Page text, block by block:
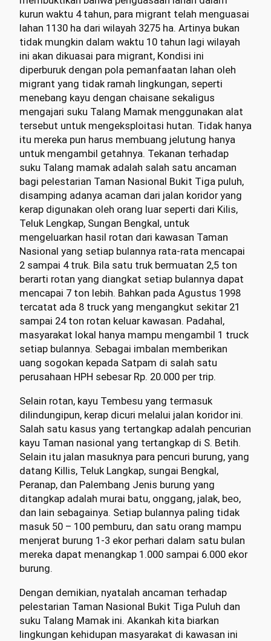
kurun waktu 4 tahun, para migrant telah menguasai
lahan 1130 ha dari wilayah 3275 ha. Artinya bukan
tidak mungkin dalam waktu 10 tahun lagi wilayah
ini akan dikuasai para migrant, Kondisi ini
diperburuk dengan pola pemanfaatan lahan oleh
migrant yang tidak ramah lingkungan, seperti
menebang kayu dengan chaisane sekaligus
mengajari suku Talang Mamak menggunakan alat
tersebut untuk mengeksploitasi hutan. Tidak hanya
itu mereka pun harus membuang jelutung hanya
untuk mengambil getahnya. Tekanan terhadap
suku Talang mamak adalah salah satu ancaman
bagi pelestarian Taman Nasional Bukit Tiga puluh,
disamping adanya acaman dari jalan koridor yang
kerap digunakan oleh orang luar seperti dari Kilis,
Teluk Lengkap, Sungan Bengkal, untuk
mengeluarkan hasil rotan dari kawasan Taman
Nasional yang setiap bulannya rata-rata mencapai
2 sampai 4 truk. Bila satu truk bermuatan 2,5 ton
berarti rotan yang diangkat setiap bulannya dapat
mencapai 7 ton lebih. Bahkan pada Agustus 1998
tercatat ada 8 truck yang mengangkut sekitar 21
sampai 24 ton rotan keluar kawasan. Padahal,
masyarakat lokal hanya mampu mengambil 1 truck
setiap bulannya. Sebagai imbalan memberikan
uang sogokan kepada Satpam di salah satu
perusahaan HPH sebesar Rp. 20.000 per trip.
Selain rotan, kayu Tembesu yang termasuk
dilindungipun, kerap dicuri melalui jalan koridor ini.
Salah satu kasus yang tertangkap adalah pencurian
kayu Taman nasional yang tertangkap di S. Betih.
Selain itu jalan masuknya para pencuri burung, yang
datang Killis, Teluk Langkap, sungai Bengkal,
Peranap, dan Palembang Jenis burung yang
ditangkap adalah murai batu, onggang, jalak, beo,
dan lain sebagainya. Setiap bulannya paling tidak
masuk 50 – 100 pemburu, dan satu orang mampu
menjerat burung 1-3 ekor perhari dalam satu bulan
mereka dapat menangkap 1.000 sampai 6.000 ekor
burung.
Dengan demikian, nyatalah ancaman terhadap
pelestarian Taman Nasional Bukit Tiga Puluh dan
suku Talang Mamak ini. Akankah kita biarkan
lingkungan kehidupan masyarakat di kawasan ini